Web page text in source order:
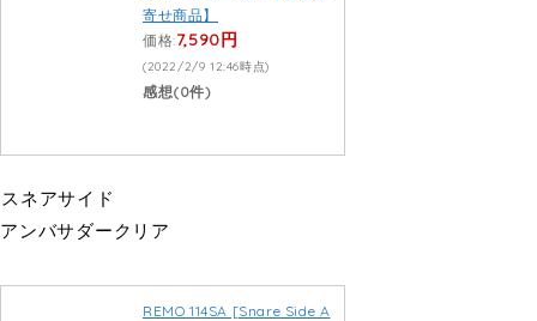
寄せ商品】
価格:7,590円
(2022/2/9 12:46時点)
感想(0件)
スネアサイド
アンバサダークリア
REMO 114SA [Snare Side A